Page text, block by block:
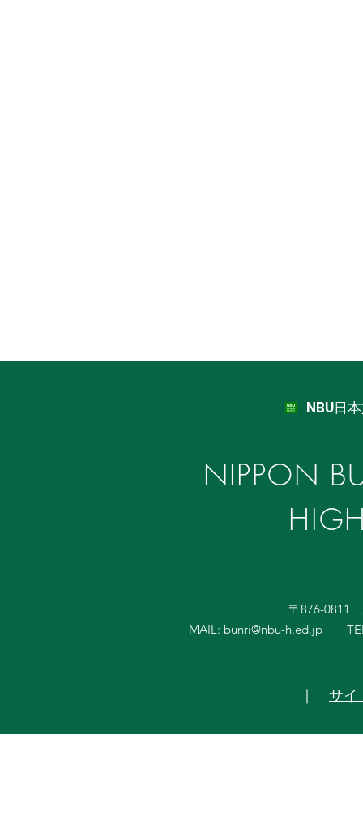
NBU日
NIPPON
〒876-0811
MAIL: bunri@nbu-h.ed.jp
｜ サイ